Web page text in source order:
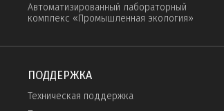
Автоматизированный лабораторный
комплекс «Промышленная экология»
ПОДДЕРЖКА
Техническая поддержка